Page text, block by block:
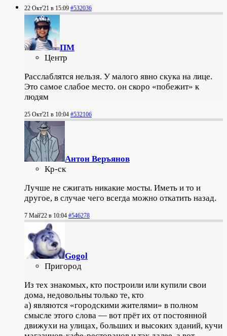
22 Окт'21 в 15:09 #532036
ПМ
Центр
Расслаблятся нельзя. У малого явно скука на лице.
Это самое слабое место. он скоро «побежит» к
людям
25 Окт'21 в 10:04 #532106
Антон Веръянов
Кр-ск
Лучше не сжигать никакие мосты. Иметь и то и
другое, в случае чего всегда можно откатить назад.
7 Май'22 в 10:04 #546278
Gogol
Пригород
Из тех знакомых, кто построили или купили свои
дома, недовольны только те, кто
а) являются «городскими жителями» в полном
смысле этого слова — вот прёт их от постоянной
движухи на улицах, больших и высоких зданий, кучи